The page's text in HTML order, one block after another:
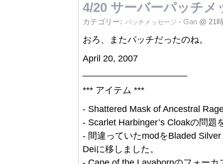
4/20 サーバーパッチメ
カテゴリー: パッチメッセージ - Gan @ 21
おろ、またパッチだったのね。
April 20, 2007
*** アイテム ***
- Shattered Mask of Ancestral
- Scarlet Harbinger’s Cloakの問題
- 間違っていたmodをBladed
Deiに移しました。